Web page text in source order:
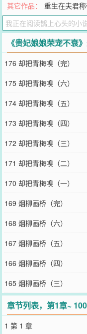
璋泰然处之，不卑不亢。
入宫邀宠的扬州瘦马。只
“二小姐”，而她就再无用
笑接过，一饮而尽。一把
的阮娘娘。同年中秋佳节
下惊鸿一瞥，看到一抹熟
云冉坐在雕梁画栋的宫闱
中楼阁，这一次，她要
宝座。阅读指南：心机聪
偏后宫生活日常，女主一
v，万字更新，感谢支持！
求收藏~我的完结：我见
娇媚|贵妃如此多娇|如意
本开《金玉琳琅》求收藏
场乌龙抱错，她从无依无
不仅从此锦衣华服，更有
长子穆攸之鹤骨松姿，只
旨案，让阮氏瞬间败落，
穆攸之面前，求他替病重
姐，穆氏已经退亲，我
琅，看着一屋子老弱妇孺
儿成为首富，我们也能。
是西市有名的布头西施了
胸有成竹地问：“阮小姐
阮琳琅看都不看他，她长
自己捡了个听话的夫婿，
大青年冷冷瞥他一眼，
旨案，汴京鲜衣怒马的裴
等他再醒来时，只看到一
他：“你的命是我救的，
碌碌的生活养好了他一身
走。小将军赤红着眼，咬
清。”
其它作品： 重生在夫君
《贵妃娘娘荣宠不衰
176 却把青梅嗅（完）
175 却把青梅嗅（六）
174 却把青梅嗅（五）
173 却把青梅嗅（四）
172 却把青梅嗅（三）
171 却把青梅嗅（二）
170 却把青梅嗅（一）
169 烟柳画桥（完）
168 烟柳画桥（六）
167 烟柳画桥（五）
166 烟柳画桥（四）
165 烟柳画桥（三）
章节列表，第1章~
1 第 1 章